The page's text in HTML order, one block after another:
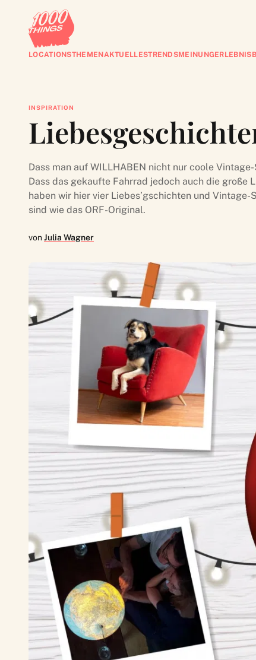
LOCATIONSTHEMENAKTUELLESTRENDSMEINUNG
INSPIRATION
Dass man auf WILLHABEN nicht nur coole
Dass das gekaufte Fahrrad jedoch auch die große
haben wir hier vier Liebes’gschichten und
sind wie das ORF-Original.
vonJulia Wagner